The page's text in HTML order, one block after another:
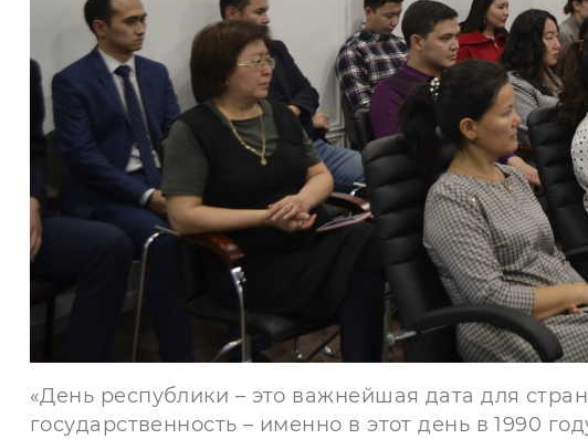
«День республики – это важнейшая дата для
государственность – именно в этот день в 1990